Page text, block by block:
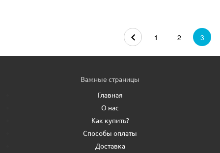
1 2 3
Важные страницы
Главная
О нас
Как купить?
Способы оплаты
Доставка